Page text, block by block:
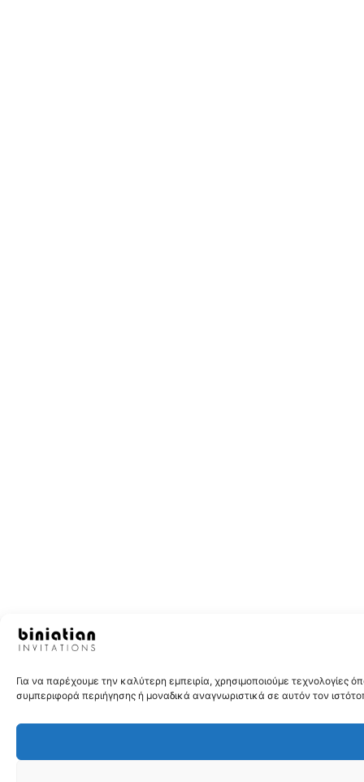
Για να παρέχουμε την καλύτερη εμπειρία, χρησιμοποιούμε
συμπεριφορά περιήγησης ή μοναδικά αναγνωριστικά σε αυτόν τον